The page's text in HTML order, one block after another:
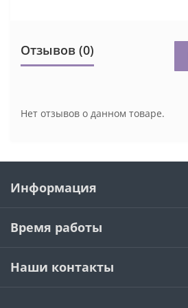
Отзывов (0)
Нет отзывов о данном товаре.
Информация
Время работы
Наши контакты